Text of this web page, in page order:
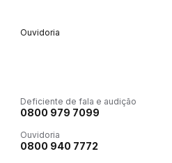
Ouvidoria
Deficiente de fala e audição
0800 979 7099
Ouvidoria
0800 940 7772